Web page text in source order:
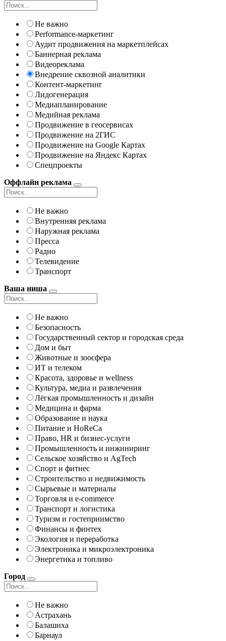
Не важно
Performance-маркетинг
Аудит продвижения на маркетплейсах
Баннерная реклама
Видеореклама
Внедрение сквозной аналитики
Контент-маркетинг
Лидогенерация
Медиапланирование
Медийная реклама
Продвижение в геосервисах
Продвижение на 2ГИС
Продвижение на Google Картах
Продвижение на Яндекс Картах
Спецпроекты
Оффлайн реклама
Не важно
Внутренняя реклама
Наружная реклама
Пресса
Радио
Телевидение
Транспорт
Ваша ниша
Не важно
Безопасность
Государственный сектор и городская среда
Дом и быт
Животные и зоосфера
ИТ и телеком
Красота, здоровье и wellness
Культура, медиа и развлечения
Лёгкая промышленность и дизайн
Медицина и фарма
Образование и наука
Питание и HoReCa
Право, HR и бизнес-услуги
Промышленность и инжиниринг
Сельское хозяйство и AgTech
Спорт и фитнес
Строительство и недвижимость
Сырьевые и материалы
Торговля и e-commerce
Транспорт и логистика
Туризм и гостеприимство
Финансы и финтех
Экология и переработка
Электроника и микроэлектроника
Энергетика и топливо
Город
Не важно
Астрахань
Балашиха
Барнаул